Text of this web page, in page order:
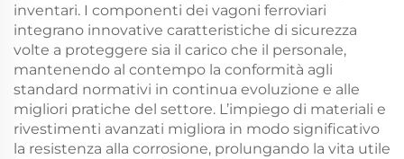
inventari. I componenti dei vagoni ferroviari
integrano innovative caratteristiche di sicurezza
volte a proteggere sia il carico che il personale,
mantenendo al contempo la conformità agli
standard normativi in continua evoluzione e alle
migliori pratiche del settore. L’impiego di materiali e
rivestimenti avanzati migliora in modo significativo
la resistenza alla corrosione, prolungando la vita utile